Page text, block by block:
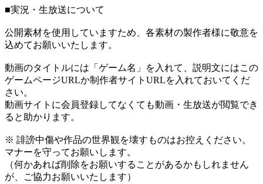
■実況・生放送について
公開素材を使用していますため、各素材の製作者様に敬意を
込めてお願いいたします。
動画のタイトルには「ゲーム名」を入れて、説明文にはこの
ゲームページURLか制作者サイトURLを入れておいてくだ
さい。
動画サイトに会員登録してなくても動画・生放送が閲覧でき
ると助かります。
※ 誹謗中傷や作品の世界観を壊すものはお控えください。
マナーを守ってお願いします。
（何かあれば削除をお願いすることがあるかもしれません
が、ご協力お願いいたします）